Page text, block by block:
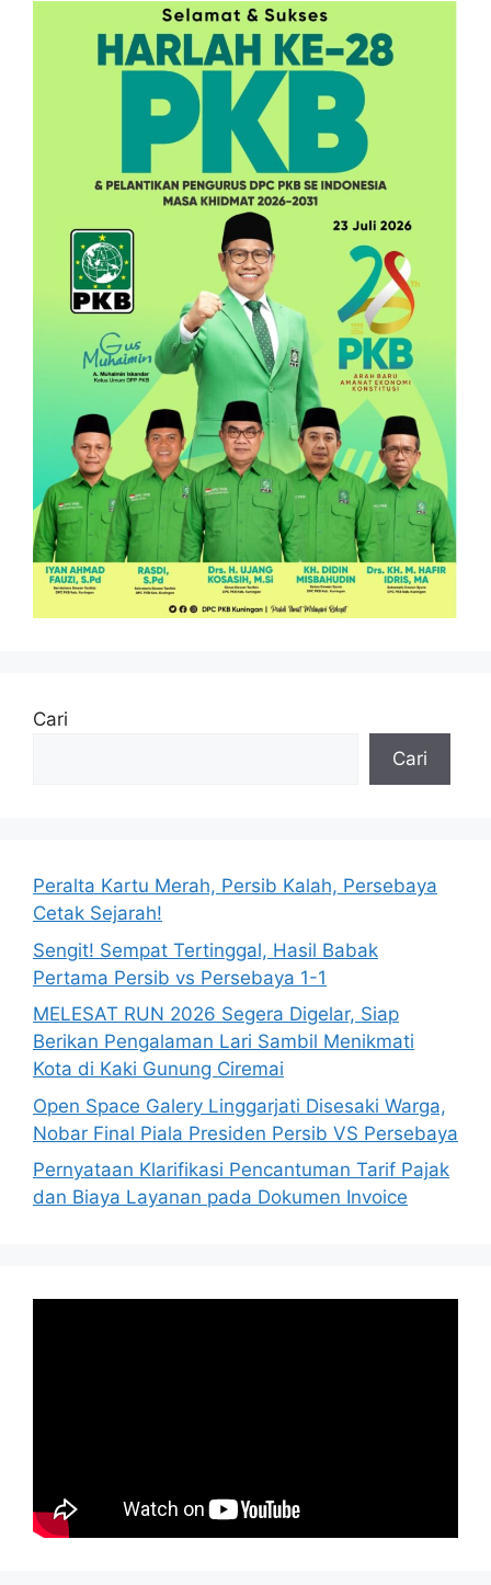
Cari
Cari
Peralta Kartu Merah, Persib Kalah, Persebaya
Cetak Sejarah!
Sengit! Sempat Tertinggal, Hasil Babak
Pertama Persib vs Persebaya 1-1
MELESAT RUN 2026 Segera Digelar, Siap
Berikan Pengalaman Lari Sambil Menikmati
Kota di Kaki Gunung Ciremai
Open Space Galery Linggarjati Disesaki Warga,
Nobar Final Piala Presiden Persib VS Persebaya
Pernyataan Klarifikasi Pencantuman Tarif Pajak
dan Biaya Layanan pada Dokumen Invoice